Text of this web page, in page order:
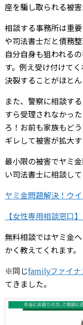
座を騙し取られる被害
相談する事務所は重
や司法書士だと債務
自分自身も狙われる
す。例え受け付けて
決裂することがほとん
また、警察に相談す
すら受理されなかっ
ろ！お前も家族もど
ギレして被害が拡大す
最小限の被害でヤミ
い司法書士に相談して
ヤミ金問題解決！ウ
【女性専用相談窓口
無料相談ではヤミ金
かく教えてくれます。
※同じfamilyファイナ
てきました。